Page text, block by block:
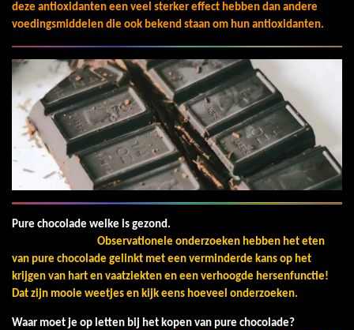
deze antioxidanten een veel sterker effect hebben dan andere
voedingsmiddelen die ook bekend staan om hun antioxidanten.
Pure chocolade welke is gezond.
Observationele onderzoeken hebben het eten
van pure chocolade gelinkt met een verminderde kans op het
krijgen van hart en vaatziekten en een verhoogde hersenfunctie!
Dat zijn mooie weetjes en kijk eens hoeveel onderzoeken.
Waar moet je op letten bij het kopen van pure chocolade?